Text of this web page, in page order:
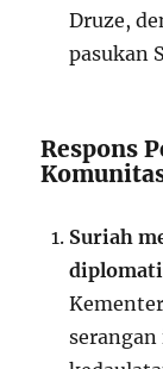
Druze,
pasukan
Respons
Suriah
serangan